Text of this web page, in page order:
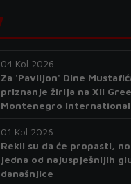
04 Kol 2026
Za 'Paviljon' Dine
priznanje žirija na XII
Montenegro International
01 Kol 2026
Rekli su da će propasti,
jedna od najuspješnijih
današnjice